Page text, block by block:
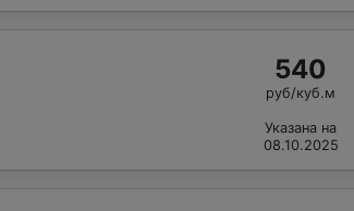
540
руб/куб.м
Указана на
08.10.2025